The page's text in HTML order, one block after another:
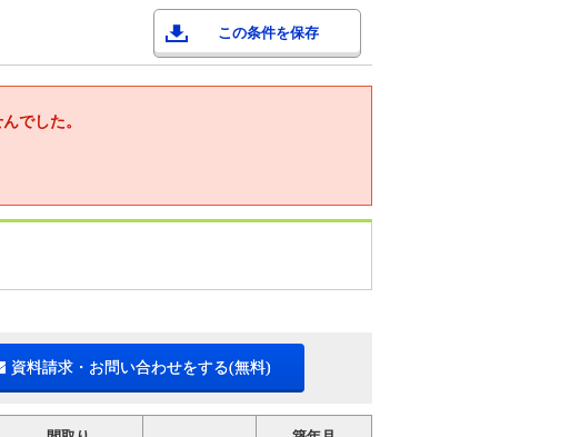
この条件を保存
でした。
資料請求・お問い合わせをする(無料)